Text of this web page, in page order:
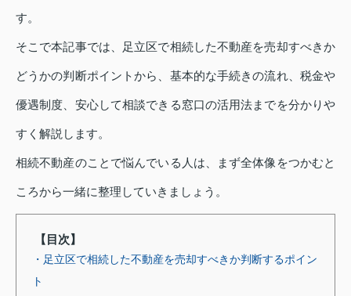
す。
そこで本記事では、足立区で相続した不動産を売却すべきか
どうかの判断ポイントから、基本的な手続きの流れ、税金や
優遇制度、安心して相談できる窓口の活用法までを分かりや
すく解説します。
相続不動産のことで悩んでいる人は、まず全体像をつかむと
ころから一緒に整理していきましょう。
【目次】
・足立区で相続した不動産を売却すべきか判断するポイン
ト